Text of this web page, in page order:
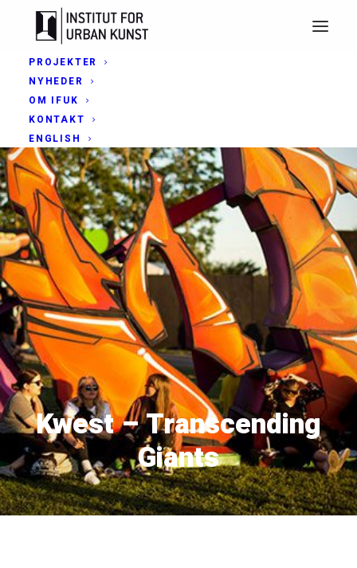
PROJEKTER
NYHEDER
OM IFUK
KONTAKT
ENGLISH
Kwest – Transcending
Giants